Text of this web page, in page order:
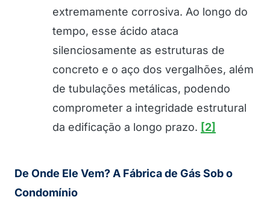
extremamente corrosiva. Ao longo do
tempo, esse ácido ataca
silenciosamente as estruturas de
concreto e o aço dos vergalhões, além
de tubulações metálicas, podendo
comprometer a integridade estrutural
da edificação a longo prazo. [2]
De Onde Ele Vem? A Fábrica de Gás Sob o
Condomínio